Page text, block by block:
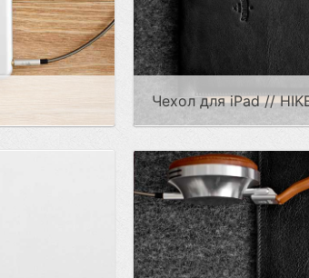
Чехол для iPad //